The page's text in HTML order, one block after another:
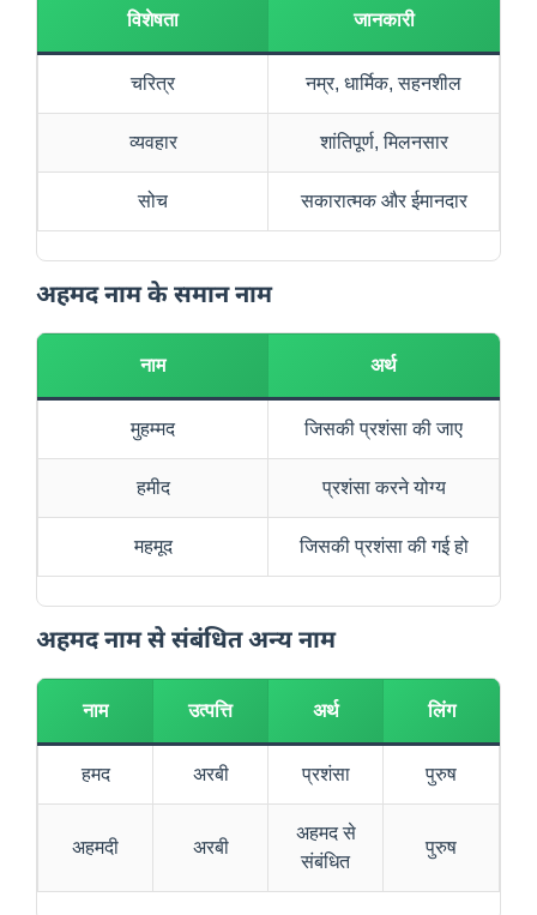
विशेषता जानकारी
चरित्र नम्र, धार्मिक, सहनशील
व्यवहार शांतिपूर्ण, मिलनसार
सोच सकारात्मक और ईमानदार
अहमद नाम के समान नाम
नाम अर्थ
मुहम्मद जिसकी प्रशंसा की जाए
हमीद प्रशंसा करने योग्य
महमूद जिसकी प्रशंसा की गई हो
अहमद नाम से संबंधित अन्य नाम
नाम उत्पत्ति अर्थ लिंग
हमद अरबी प्रशंसा पुरुष
अहमदी अरबी
अहमद से
संबंधित
पुरुष